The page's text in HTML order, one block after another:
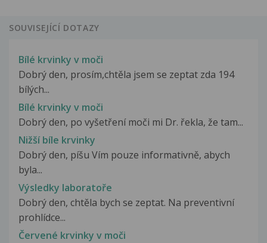
SOUVISEJÍCÍ DOTAZY
Bílé krvinky v moči
Dobrý den, prosím,chtěla jsem se zeptat zda 194
bílých...
Bílé krvinky v moči
Dobrý den, po vyšetření moči mi Dr. řekla, že tam...
Nižší bíle krvinky
Dobrý den, píšu Vím pouze informativně, abych
byla...
Výsledky laboratoře
Dobrý den, chtěla bych se zeptat. Na preventivní
prohlídce...
Červené krvinky v moči